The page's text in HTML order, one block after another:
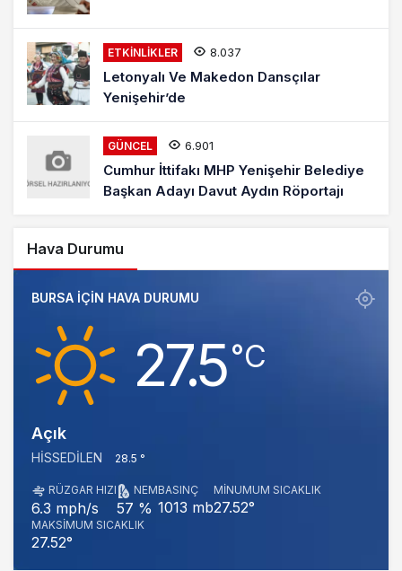
ETKINLIKLER 8.037
Letonyalı Ve Makedon Dansçılar
Yenişehir’de
GÜNCEL 6.901
Cumhur İttifakı MHP Yenişehir Belediye
Başkan Adayı Davut Aydın Röportajı
Hava Durumu
BURSA IÇIN HAVA DURUMU
27.5‎°C
Açık
HISSEDILEN 28.5 °
RÜZGAR HIZI
6.3 mph/s
NEM
57 %
BASINÇ
1013 mb
MINUMUM SICAKLIK
27.52°
MAKSIMUM SICAKLIK
27.52°